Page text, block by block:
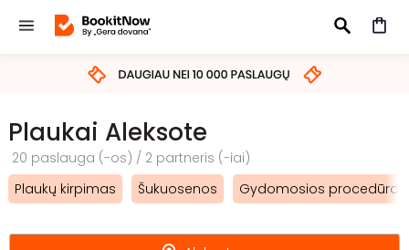
IEŠKOTI
Plaukai Aleksote
20 paslauga (-os) / 2 partneris (-iai)
Plaukų kirpimas
Šukuosenos Gydomosios